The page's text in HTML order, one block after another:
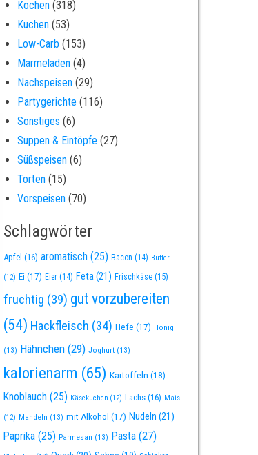
Kochen(318)
Kuchen(53)
Low-Carb (153)
Marmeladen(4)
Nachspeisen(29)
Partygerichte (116)
Sonstiges (6)
Suppen & Eintöpfe (27)
Süßspeisen(6)
Torten(15)
Vorspeisen(70)
Schlagwörter
Apfel (16) aromatisch(25) Bacon (14) Butter
(12) Ei (17) Eier(14) Feta(21) Frischkäse(15)
fruchtig (39) gut vorzubereiten
(54) Hackfleisch (34) Hefe (17) Honig
(13) Hähnchen(29) Joghurt(13)
kalorienarm (65) Kartoffeln (18)
Knoblauch(25) Käsekuchen (12) Lachs(16) Mais
(12) Mandeln (13) mit Alkohol (17) Nudeln (21)
Paprika(25) Parmesan (13) Pasta(27)